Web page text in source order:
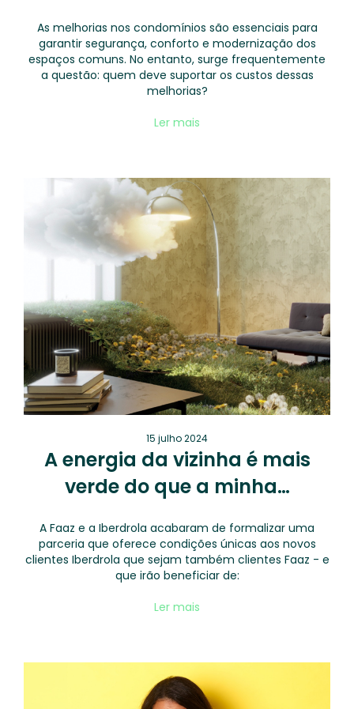
As melhorias nos condomínios são essenciais para
garantir segurança, conforto e modernização dos
espaços comuns. No entanto, surge frequentemente
a questão: quem deve suportar os custos dessas
melhorias?
Ler mais
15 julho 2024
A energia da vizinha é mais
verde do que a minha…
A Faaz e a Iberdrola acabaram de formalizar uma
parceria que oferece condições únicas aos novos
clientes Iberdrola que sejam também clientes Faaz - e
que irão beneficiar de:
Ler mais